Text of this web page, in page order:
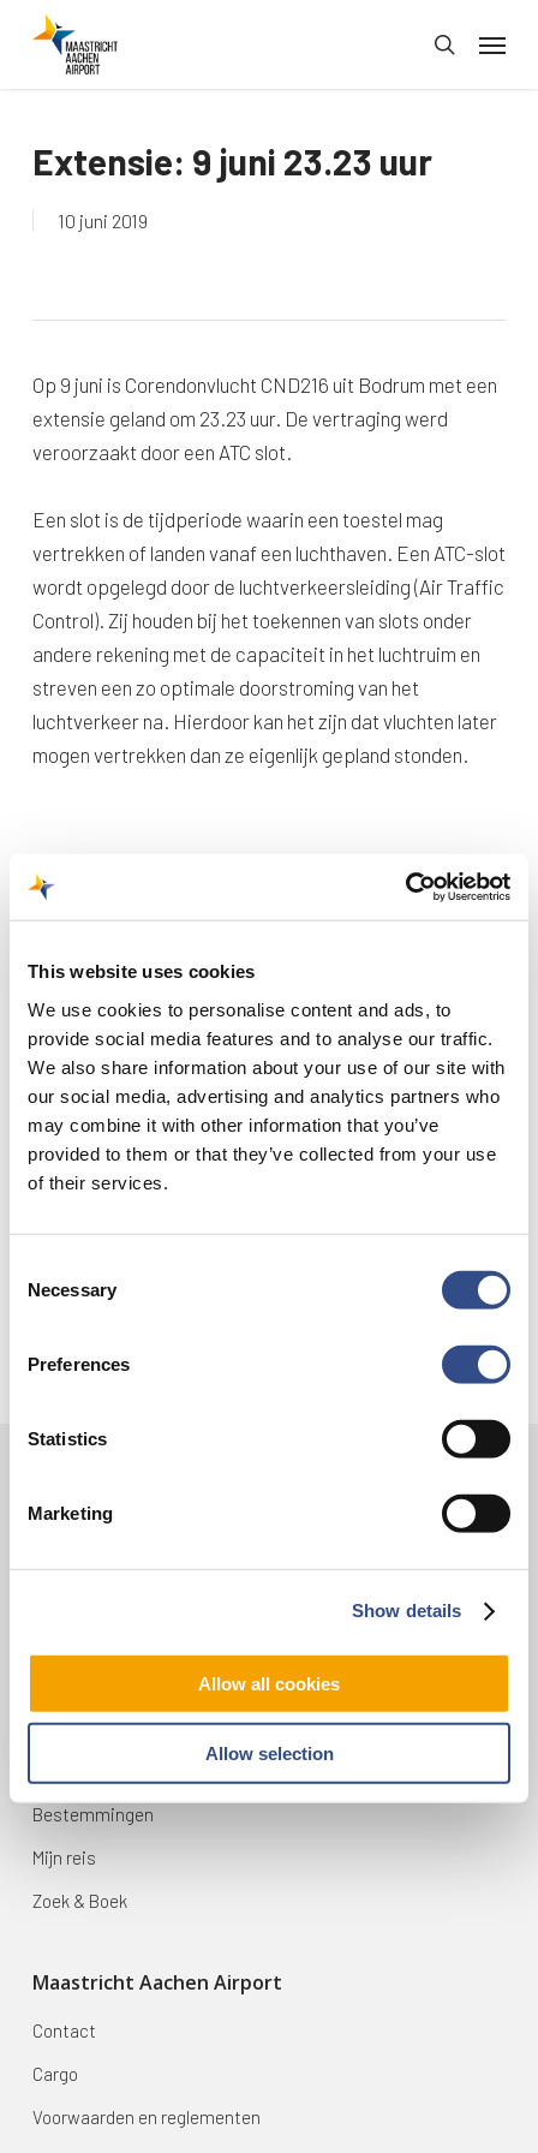
This website uses cookies
We use cookies to personalise content and ads, to
provide social media features and to analyse our traffic.
We also share information about your use of our site with
our social media, advertising and analytics partners who
may combine it with other information that you’ve
provided to them or that they’ve collected from your use
of their services.
Selection
Necessary
Preferences
Statistics
Marketing
Show details
Allow all cookies
Allow selection
search
Menu
Extensie: 9 juni 23.23 uur
10 juni 2019
Op 9 juni is Corendonvlucht CND216 uit Bodrum met een
extensie geland om 23.23 uur. De vertraging werd
veroorzaakt door een ATC slot.
Een slot is de tijdperiode waarin een toestel mag
vertrekken of landen vanaf een luchthaven. Een ATC-slot
wordt opgelegd door de luchtverkeersleiding (Air Traffic
Control). Zij houden bij het toekennen van slots onder
andere rekening met de capaciteit in het luchtruim en
streven een zo optimale doorstroming van het
luchtverkeer na. Hierdoor kan het zijn dat vluchten later
mogen vertrekken dan ze eigenlijk gepland stonden.
Recente berichten
Trainingsvlucht 4 augustus
Nieuwe AI-primeur voor Maastricht Aachen Airport:
intelligent exoskelet ondersteunt vrachtafhandeling
Trainingsvlucht KLM
Contact
Op reis
Bestemmingen
Mijn reis
Zoek & Boek
Maastricht Aachen Airport
Contact
Cargo
Voorwaarden en reglementen